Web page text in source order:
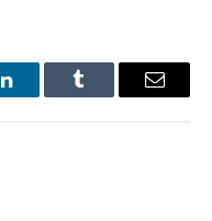
LinkedInTumblr Email